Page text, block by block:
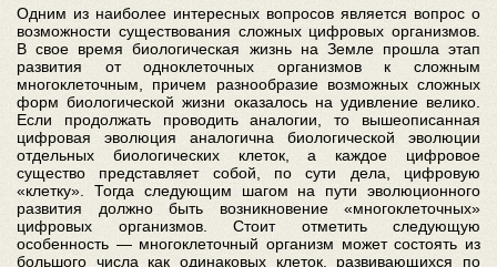
Одним из наиболее интересных вопросов является вопрос о
возможности существования сложных цифровых организмов.
В свое время биологическая жизнь на Земле прошла этап
развития от одноклеточных организмов к сложным
многоклеточным, причем разнообразие возможных сложных
форм биологической жизни оказалось на удивление велико.
Если продолжать проводить аналогии, то вышеописанная
цифровая эволюция аналогична биологической эволюции
отдельных биологических клеток, а каждое цифровое
существо представляет собой, по сути дела, цифровую
«клетку». Тогда следующим шагом на пути эволюционного
развития должно быть возникновение «многоклеточных»
цифровых организмов. Стоит отметить следующую
особенность — многоклеточный организм может состоять из
большого числа как одинаковых клеток, развивающихся по